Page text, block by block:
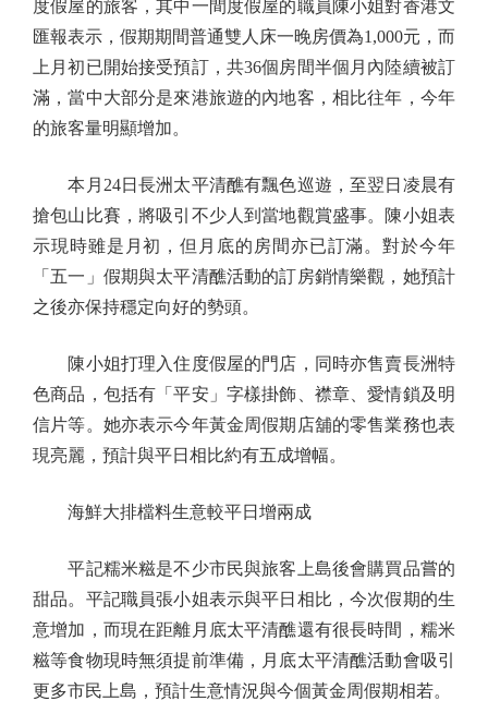
度假屋的旅客，其中一間度假屋的職員陳小姐對香港文
匯報表示，假期期間普通雙人床一晚房價為1,000元，而
上月初已開始接受預訂，共36個房間半個月內陸續被訂
滿，當中大部分是來港旅遊的內地客，相比往年，今年
的旅客量明顯增加。
本月24日長洲太平清醮有飄色巡遊，至翌日凌晨有
搶包山比賽，將吸引不少人到當地觀賞盛事。陳小姐表
示現時雖是月初，但月底的房間亦已訂滿。對於今年
「五一」假期與太平清醮活動的訂房銷情樂觀，她預計
之後亦保持穩定向好的勢頭。
陳小姐打理入住度假屋的門店，同時亦售賣長洲特
色商品，包括有「平安」字樣掛飾、襟章、愛情鎖及明
信片等。她亦表示今年黃金周假期店舖的零售業務也表
現亮麗，預計與平日相比約有五成增幅。
海鮮大排檔料生意較平日增兩成
平記糯米糍是不少市民與旅客上島後會購買品嘗的
甜品。平記職員張小姐表示與平日相比，今次假期的生
意增加，而現在距離月底太平清醮還有很長時間，糯米
糍等食物現時無須提前準備，月底太平清醮活動會吸引
更多市民上島，預計生意情況與今個黃金周假期相若。